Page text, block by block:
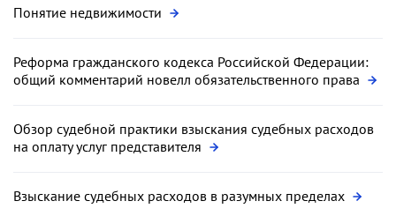
Понятие недвижимости
Реформа гражданского кодекса Российской Федерации:
общий комментарий новелл обязательственного права
Обзор судебной практики взыскания судебных расходов
на оплату услуг представителя
Взыскание судебных расходов в разумных пределах